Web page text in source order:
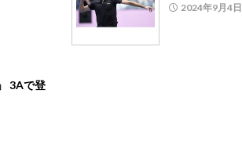
2024年9月4日
3Aで登